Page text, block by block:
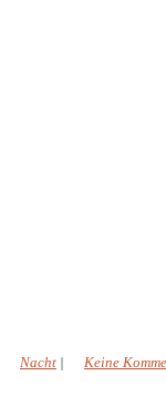
Nacht | Keine